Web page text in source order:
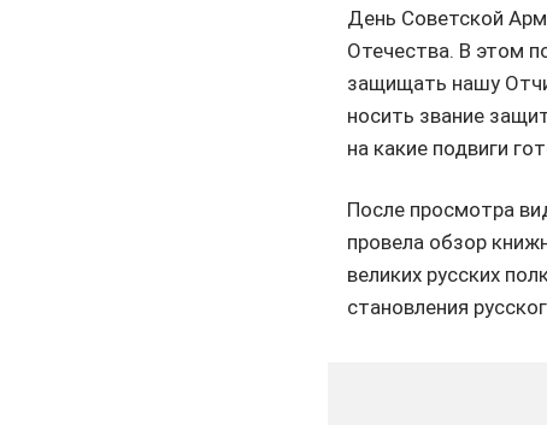
День Советской
Отечества. В этом
защищать нашу
носить звание
на какие подвиги
После просмотра
провела обзор
великих русских
становления